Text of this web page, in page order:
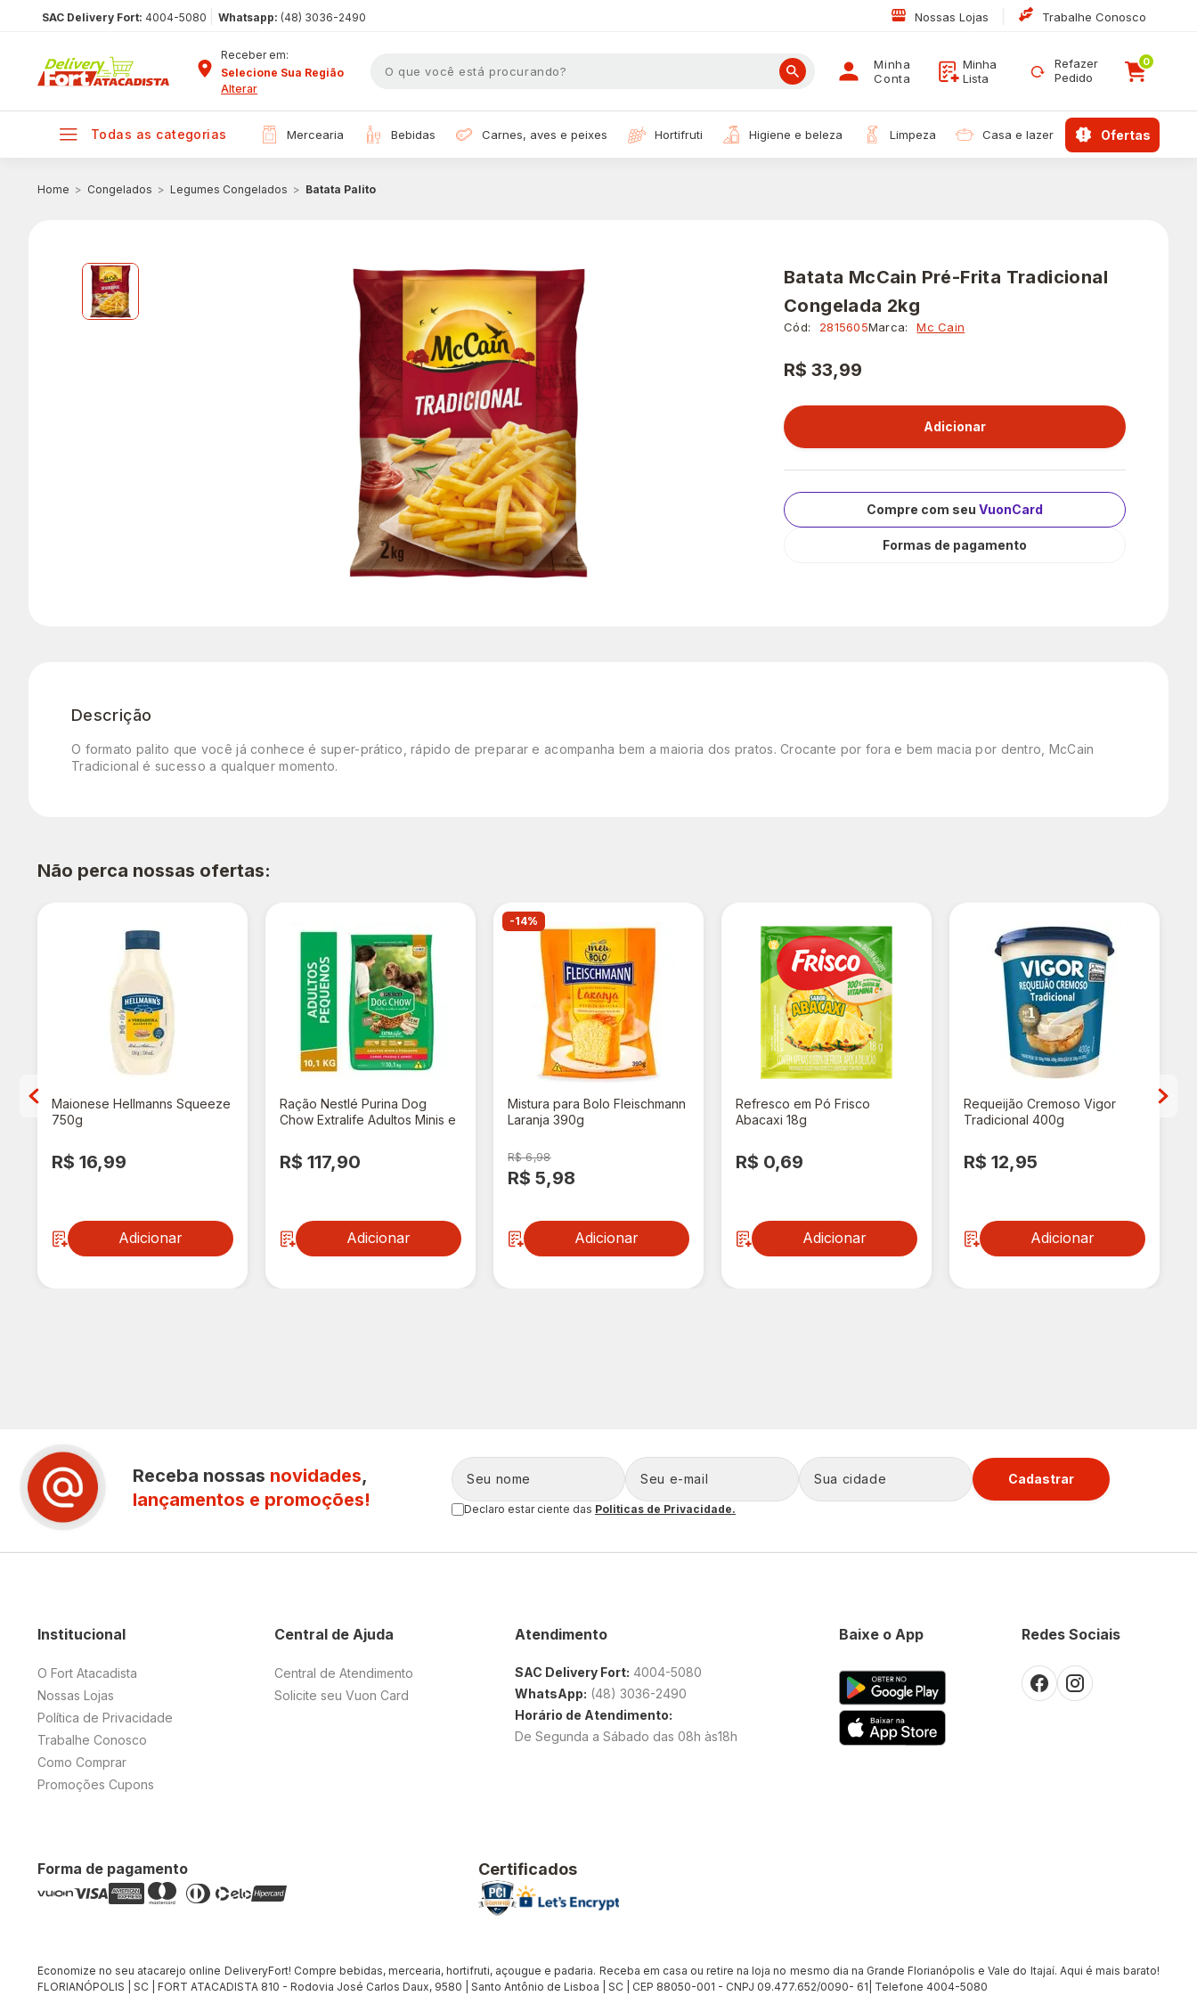
SAC Delivery Fort: 4004-5080 Whatsapp: (48) 3036-2490 Nossas Lojas Trabalhe Conosco
Receber em:
Selecione Sua Região
Alterar
Minha
Conta
Minha
Lista
Refazer
Pedido
0
todas as categorias mercearia bebidas carnes, aves e peixes hortifruti higiene e beleza limpeza casa e lazer ofertas
Congelados Legumes Congelados Batata Palito
Batata McCain Pré-Frita Tradicional
Congelada 2kg
Cód: 2815605Marca: Mc Cain
R$ 33,99
Compre com seu VuonCard
Formas de pagamento
Descrição
O formato palito que você já conhece é super-prático, rápido de preparar e acompanha bem a maioria dos pratos. Crocante por fora e bem macia por dentro, McCain
Tradicional é sucesso a qualquer momento.
Não perca nossas ofertas:
Maionese Hellmanns Squeeze
750g
R$ 16,99
Adicionar
Ração Nestlé Purina Dog
Chow Extralife Adultos Minis e
Arroz 10,1kg
R$ 117,90
Adicionar
-14%
Mistura para Bolo Fleischmann
Laranja 390g
R$ 6,98
R$ 5,98
Adicionar
Refresco em Pó Frisco
Abacaxi 18g
R$ 0,69
Adicionar
Requeijão Cremoso Vigor
Tradicional 400g
R$ 12,95
Adicionar
Receba nossas novidades,
lançamentos e promoções!
Cadastrar
Declaro estar ciente das Politicas de Privacidade.
Central de Ajuda
Central de Atendimento
Solicite seu Vuon Card
Institucional
O Fort Atacadista
Nossas Lojas
Política de Privacidade
Trabalhe Conosco
Como Comprar
Promoções Cupons
Atendimento
SAC Delivery Fort: 4004-5080
WhatsApp: (48) 3036-2490
Horário de Atendimento:
De Segunda a Sábado das 08h às18h
Redes Sociais
Baixe o App
Forma de pagamento Certificados
Economize no seu atacarejo online DeliveryFort! Compre bebidas, mercearia, hortifruti, açougue e padaria. Receba em casa ou retire na loja no mesmo dia na Grande Florianópolis e Vale do Itajaí. Aqui é mais barato!
FLORIANÓPOLIS | SC | FORT ATACADISTA 810 - Rodovia José Carlos Daux, 9580 | Santo Antônio de Lisboa | SC | CEP 88050-001 - CNPJ 09.477.652/0090- 61| Telefone 4004-5080